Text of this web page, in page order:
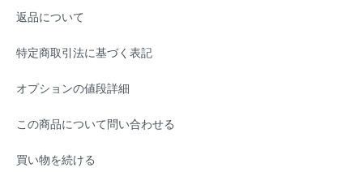
返品について
特定商取引法に基づく表記
オプションの値段詳細
この商品について問い合わせる
買い物を続ける